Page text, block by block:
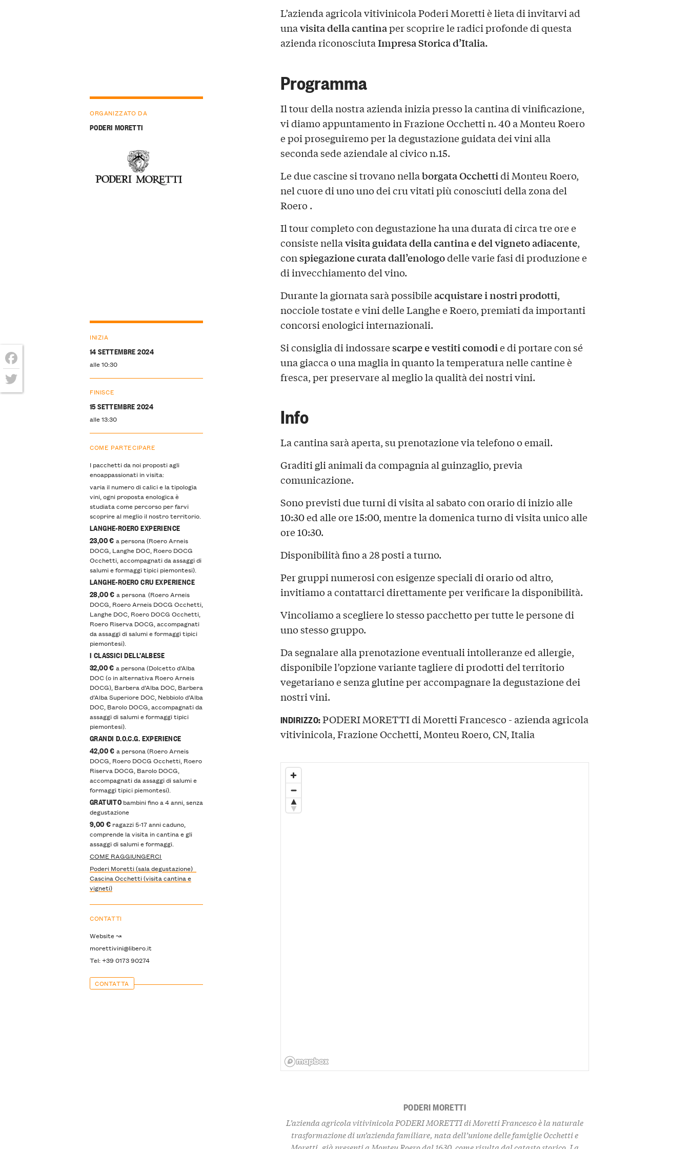
L’azienda agricola vitivinicola Poderi Moretti è lieta di invitarvi ad
unavisita della cantinaper scoprire le radici profonde di questa
azienda riconosciutaImpresa Storica d’Italia.
Programma
Il tour della nostra azienda inizia presso la cantina di vinificazione,
vi diamo appuntamento in Frazione Occhetti n. 40 a Monteu Roero
e poi proseguiremo per la degustazione guidata dei vini alla
seconda sede aziendale al civico n.15.
Le due cascine si trovano nellaborgata Occhettidi Monteu Roero,
nel cuore di uno uno dei cru vitati più conosciuti della zona del
Roero .
Il tour completo con degustazione ha una durata di circa tre ore e
consiste nellavisita guidata della cantina e del vigneto adiacente,
conspiegazione curata dall’enologodelle varie fasi di produzione e
di invecchiamento del vino.
Durante la giornata sarà possibileacquistare i nostri prodotti,
nocciole tostate e vini delle Langhe e Roero, premiati da importanti
concorsi enologici internazionali.
Si consiglia di indossarescarpe e vestiti comodie di portare con sé
una giacca o una maglia in quanto la temperatura nelle cantine è
fresca, per preservare al meglio la qualità dei nostri vini.
Info
La cantina sarà aperta, su prenotazione via telefono o email.
Graditi gli animali da compagnia al guinzaglio, previa
comunicazione.
Sono previsti due turni di visita al sabato con orario di inizio alle
10:30 ed alle ore 15:00, mentre la domenica turno di visita unico alle
ore 10:30.
Disponibilità fino a 28 posti a turno.
Per gruppi numerosi con esigenze speciali di orario od altro,
invitiamo a contattarci direttamente per verificare la disponibilità.
Vincoliamo a scegliere lo stesso pacchetto per tutte le persone di
uno stesso gruppo.
Da segnalare alla prenotazione eventuali intolleranze ed allergie,
disponibile l’opzione variante tagliere di prodotti del territorio
vegetariano e senza glutine per accompagnare la degustazione dei
nostri vini.
ORGANIZZATO DA
PODERI MORETTI
INIZIA
14 SETTEMBRE 2024
alle 10:30
FINISCE
15 SETTEMBRE 2024
alle 13:30
COME PARTECIPARE
I pacchetti da noi proposti agli
enoappassionati in visita:
varia il numero di calici e la tipologia
vini, ogni proposta enologica è
studiata come percorso per farvi
scoprire al meglio il nostro territorio.
LANGHE-ROERO EXPERIENCE
23,00 € a persona (Roero Arneis
DOCG, Langhe DOC, Roero DOCG
Occhetti, accompagnati da assaggi di
salumi e formaggi tipici piemontesi).
LANGHE-ROERO CRU EXPERIENCE
28,00 € a persona (Roero Arneis
DOCG, Roero Arneis DOCG Occhetti,
Langhe DOC, Roero DOCG Occhetti,
Roero Riserva DOCG, accompagnati
da assaggi di salumi e formaggi tipici
piemontesi).
I CLASSICI DELL’ALBESE
32,00 € a persona (Dolcetto d’Alba
DOC (o in alternativa Roero Arneis
DOCG), Barbera d’Alba DOC, Barbera
d’Alba Superiore DOC, Nebbiolo d’Alba
DOC, Barolo DOCG, accompagnati da
assaggi di salumi e formaggi tipici
piemontesi).
GRANDI D.O.C.G. EXPERIENCE
42,00 € a persona (Roero Arneis
DOCG, Roero DOCG Occhetti, Roero
Riserva DOCG, Barolo DOCG,
accompagnati da assaggi di salumi e
formaggi tipici piemontesi).
GRATUITO bambini fino a 4 anni, senza
degustazione
9,00 € ragazzi 5-17 anni caduno,
comprende la visita in cantina e gli
assaggi di salumi e formaggi.
COME RAGGIUNGERCI
Poderi Moretti (sala degustazione)
Cascina Occhetti (visita cantina e
vigneti)
CONTATTI
Website ↝
morettivini@libero.it
Tel: +39 0173 90274
CONTATTA
INDIRIZZO:PODERI MORETTI di Moretti Francesco - azienda agricola
vitivinicola, Frazione Occhetti, Monteu Roero, CN, Italia
PODERI MORETTI
L’azienda agricola vitivinicola PODERI MORETTI di Moretti Francesco è la naturale
trasformazione di un’azienda familiare, nata dell’unione delle famiglie Occhetti e
Facebook
Twitter